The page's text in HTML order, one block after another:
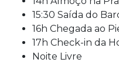
15:30 Saída do
16h Chegada ao
17h Check-in da
Noite Livre